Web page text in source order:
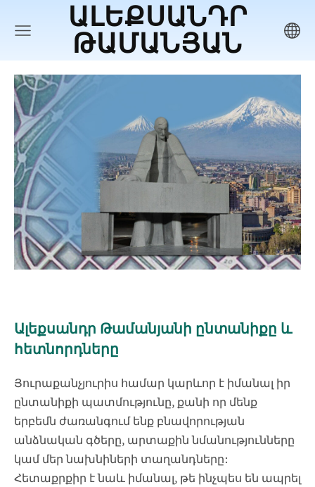
ԱԼԵՔՍԱՆԴՐ
ԹԱՄԱՆՅԱՆ
Ալեքսանդր Թամանյանի ընտանիքը և
հետնորդները
Յուրաքանչյուրիս համար կարևոր է իմանալ իր
ընտանիքի պատմությունը, քանի որ մենք
երբեմն ժառանգում ենք բնավորության
անձնական գծերը, արտաքին նմանությունները
կամ մեր նախնիների տաղանդները:
Հետաքրքիր է նաև իմանալ, թե ինչպես են ապրել